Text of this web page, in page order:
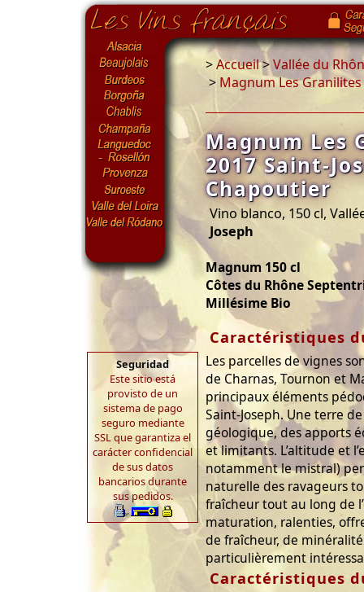
Seguridad
Este sitio está
provisto de un
sistema de pago
seguro mediante
SSL que garantiza el
carácter confidencial
de sus datos
bancarios durante
sus pedidos.
>Accueil>Vallée du
> Magnum Les
Magnum Les
2017 Saint-
Chapoutier
Vino blanco, 150 cl,
Joseph
Magnum 150 cl
Côtes du Rhône
Millésime Bio
Caractéristiques
Les parcelles de vignes
de Charnas, Tournon et
principaux éléments
Saint-Joseph. Une terre
géologique, des apports
et limitants. L’altitude et
notamment le mistral)
naturelle des ravageurs
fraîcheur tout au long de
maturation, ralenties,
de fraîcheur, de
particulièrement
Caractéristiques